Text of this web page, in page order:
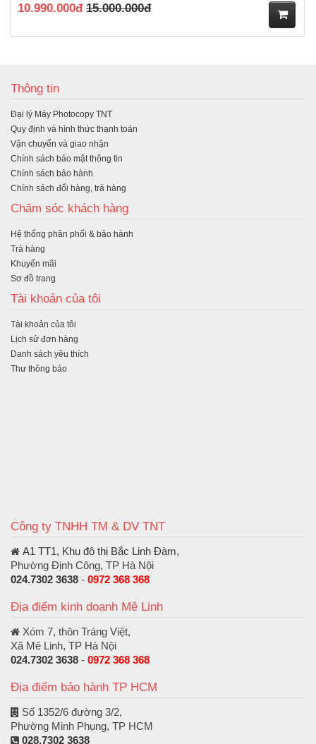
10.990.000đ 15.000.000đ
Thông tin
Đại lý Máy Photocopy TNT
Quy định và hình thức thanh toán
Vận chuyển và giao nhận
Chính sách bảo mật thông tin
Chính sách bảo hành
Chính sách đổi hàng, trả hàng
Chăm sóc khách hàng
Hệ thống phân phối & bảo hành
Trả hàng
Khuyến mãi
Sơ đồ trang
Tài khoản của tôi
Tài khoản của tôi
Lịch sử đơn hàng
Danh sách yêu thích
Thư thông báo
Công ty TNHH TM & DV TNT
A1 TT1, Khu đô thị Bắc Linh Đàm,
Phường Định Công, TP Hà Nội
024.7302 3638 - 0972 368 368
Địa điểm kinh doanh Mê Linh
Xóm 7, thôn Tráng Việt,
Xã Mê Linh, TP Hà Nội
024.7302 3638 - 0972 368 368
Địa điểm bảo hành TP HCM
Số 1352/6 đường 3/2,
Phường Minh Phụng, TP HCM
028.7302 3638